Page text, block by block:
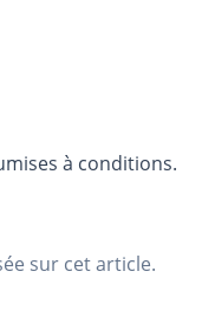
à conditions.
sur cet article.